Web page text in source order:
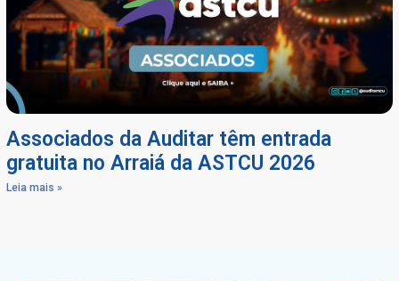
Associados da Auditar têm entrada
gratuita no Arraiá da ASTCU 2026
Leia mais »